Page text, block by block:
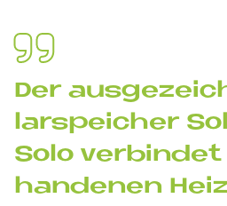
Der
lar­spei­cher
Solo
han­de­nen